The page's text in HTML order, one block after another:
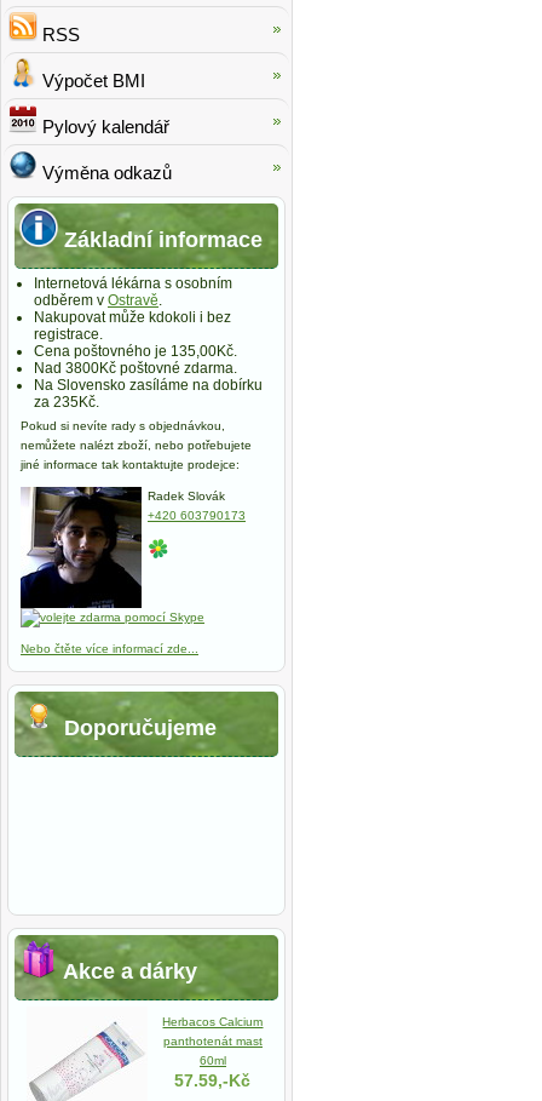
RSS
Výpočet BMI
Pylový kalendář
Výměna odkazů
Základní informace
Internetová lékárna s osobním
odběrem v Ostravě.
Nakupovat může kdokoli i bez
registrace.
Cena poštovného je 135,00Kč.
Nad 3800Kč poštovné zdarma.
Na Slovensko zasíláme na dobírku
za 235Kč.
Pokud si nevíte rady s objednávkou,
nemůžete nalézt zboží, nebo potřebujete
jiné informace tak kontaktujte prodejce:
Radek Slovák
+420 603790173
Nebo čtěte více informací zde...
Doporučujeme
Akce a dárky
Herbacos Calcium
panthotenát mast
60ml
57.59,-Kč